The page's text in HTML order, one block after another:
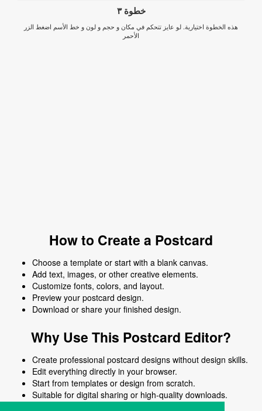
خطوة ٣
هذه الخطوة اختيارية. لو عايز تتحكم في مكان و حجم و لون و خط الأسم اضغط الزر
الأحمر
How to Create a Postcard
Choose a template or start with a blank canvas.
Add text, images, or other creative elements.
Customize fonts, colors, and layout.
Preview your postcard design.
Download or share your finished design.
Why Use This Postcard Editor?
Create professional postcard designs without design skills.
Edit everything directly in your browser.
Start from templates or design from scratch.
Suitable for digital sharing or high-quality downloads.